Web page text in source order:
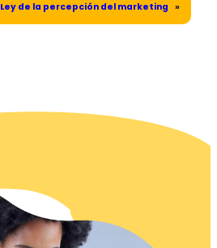
Ley de la percepción del marketing »